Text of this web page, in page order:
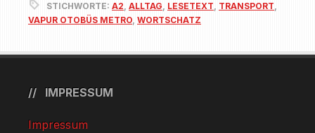
STICHWORTE: A2, ALLTAG, LESETEXT, TRANSPORT,
VAPUR OTOBÜS METRO, WORTSCHATZ
IMPRESSUM
Impressum